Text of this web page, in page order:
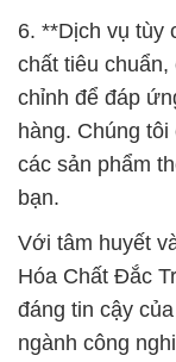
các sản phẩm
bạn.
Với tâm huyết
Hóa Chất Đắc
đáng tin cậy
ngành công
đấu để cung
và hỗ trợ khách
công trong kinh
# Nơi chuyên